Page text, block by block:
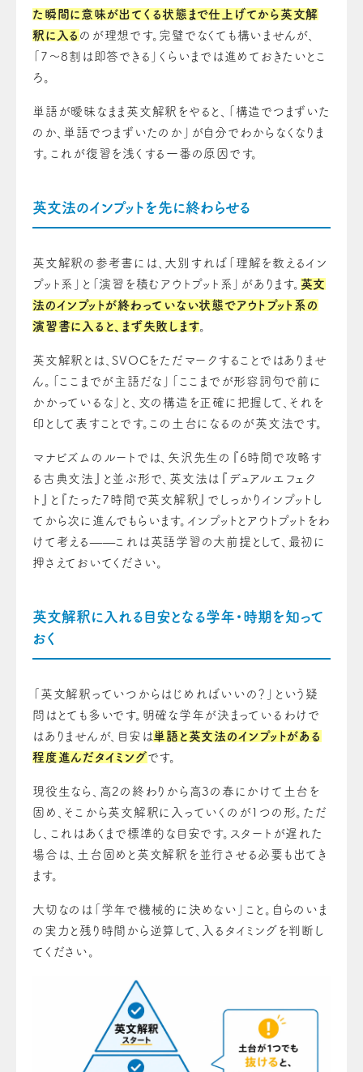
た瞬間に意味が出てくる状態まで仕上げてから英文解
釈に入る のが理想です。完璧でなくても構いませんが、
「7〜8割は即答できる」くらいまでは進めておきたいとこ
ろ。
単語が曖昧なまま英文解釈をやると、「構造でつまずいた
のか、単語でつまずいたのか」が自分でわからなくなりま
す。これが復習を浅くする一番の原因です。
英文法のインプットを先に終わらせる
英文解釈の参考書には、大別すれば「理解を教えるイン
プット系」と「演習を積むアウトプット系」があります。 英文
法のインプットが終わっていない状態でアウトプット系の
演習書に入ると、まず失敗します
英文解釈とは、SVOCをただマークすることではありませ
ん。「ここまでが主語だな」「ここまでが形容詞句で前に
かかっているな」と、文の構造を正確に把握して、それを
印として表すことです。この土台になるのが英文法です。
マナビズムのルートでは、矢沢先生の『6時間で攻略す
る古典文法』と並ぶ形で、英文法は『デュアルエフェク
ト』と『たった7時間で英文解釈』でしっかりインプットし
てから次に進んでもらいます。インプットとアウトプットをわ
けて考える——これは英語学習の大前提として、最初に
押さえておいてください。
英文解釈に入れる目安となる学年・時期を知って
おく
「英文解釈っていつからはじめればいいの？」という疑
問はとても多いです。明確な学年が決まっているわけで
はありませんが、目安は 単語と英文法のインプットがある
程度進んだタイミングです。
現役生なら、高2の終わりから高3の春にかけて土台を
固め、そこから英文解釈に入っていくのが1つの形。ただ
し、これはあくまで標準的な目安です。スタートが遅れた
場合は、土台固めと英文解釈を並行させる必要も出てき
ます。
大切なのは「学年で機械的に決めない」こと。自らのいま
の実力と残り時間から逆算して、入るタイミングを判断し
てください。